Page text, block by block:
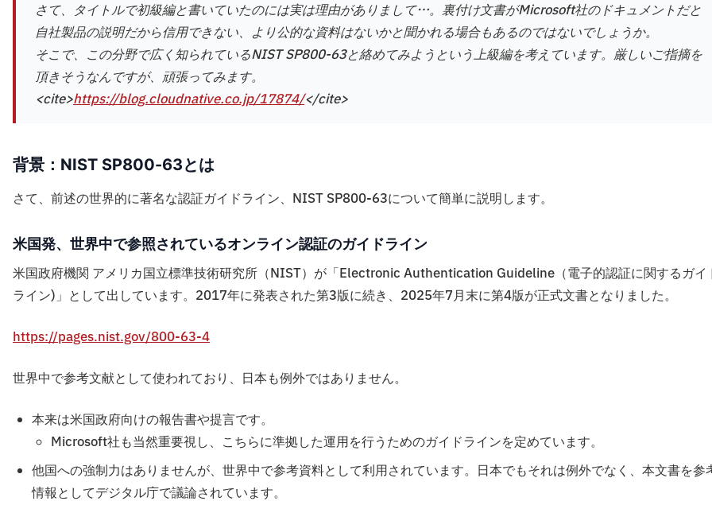
さて、タイトルで初級編と書いていたのには実は理由がありまして…。裏付け文書がMicrosoft社のドキュメントだと
自社製品の説明だから信用できない、より公的な資料はないかと聞かれる場合もあるのではないでしょうか。
そこで、この分野で広く知られているNIST SP800-63と絡めてみようという上級編を考えています。厳しいご指摘を
頂きそうなんですが、頑張ってみます。
<cite>https://blog.cloudnative.co.jp/17874/</cite>
背景：NIST SP800-63とは
さて、前述の世界的に著名な認証ガイドライン、NIST SP800-63について簡単に説明します。
米国発、世界中で参照されているオンライン認証のガイドライン
米国政府機関 アメリカ国立標準技術研究所（NIST）が「Electronic Authentication Guideline（電子的認証に関するガイ
ライン)」として出しています。2017年に発表された第3版に続き、2025年7月末に第4版が正式文書となりました。
https://pages.nist.gov/800-63-4
世界中で参考文献として使われており、日本も例外ではありません。
本来は米国政府向けの報告書や提言です。
Microsoft社も当然重要視し、こちらに準拠した運用を行うためのガイドラインを定めています。
他国への強制力はありませんが、世界中で参考資料として利用されています。日本でもそれは例外でなく、本文書を参
情報としてデジタル庁で議論されています。